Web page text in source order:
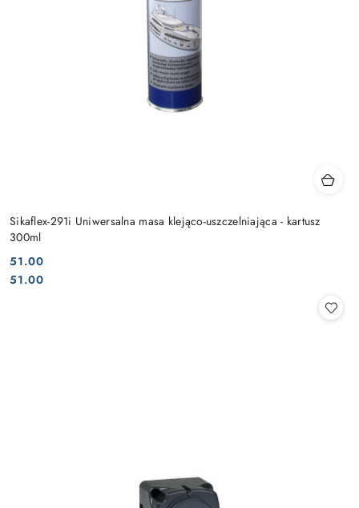
Sikaflex-291i Uniwersalna masa klejąco-uszczelniająca - kartusz
300ml
Cena:
51.00
Cena:
51.00